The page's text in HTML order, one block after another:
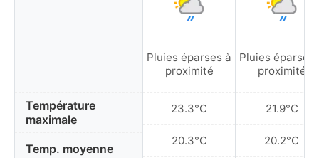
Température
maximale
Temp. moyenne
Pluies éparses à
proximité
23.3°C
20.3°C
Pluies éparses
proximité
21.9°C
20.2°C